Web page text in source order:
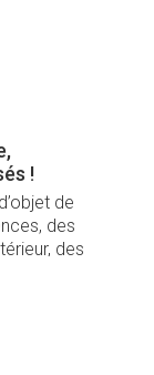
!
de
des
des
champ